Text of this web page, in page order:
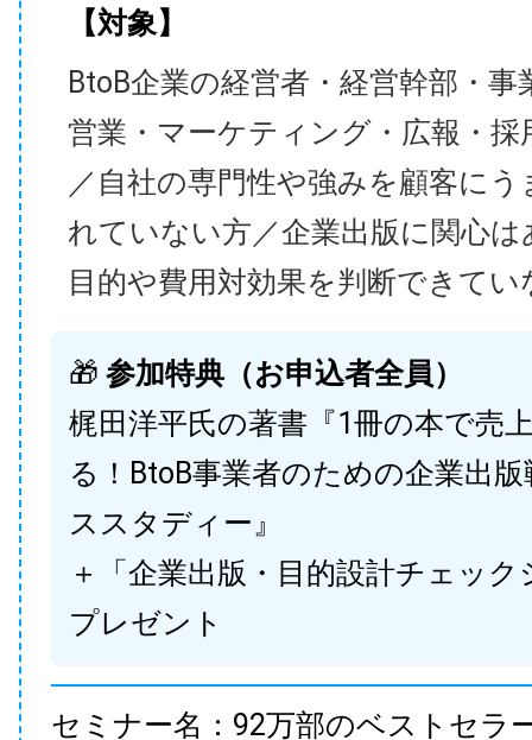
【対象】
BtoB企業の経営者・経営幹部・事
営業・マーケティング・広報・採
／自社の専門性や強みを顧客に
れていない方／企業出版に関心
目的や費用対効果を判断できてい
🎁 参加特典（お申込者全員）
梶田洋平氏の著書『1冊の本で売
る！BtoB事業者のための企業出
ススタディー』
＋「企業出版・目的設計チェック
プレゼント
セミナー名：92万部のベストセラ